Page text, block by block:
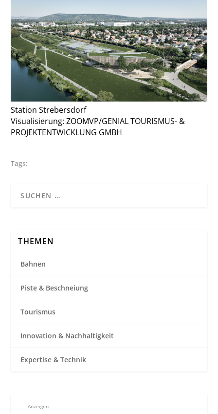
Station Strebersdorf
Visualisierung: ZOOMVP/GENIAL TOURISMUS- &
PROJEKTENTWICKLUNG GMBH
Tags:
THEMEN
Bahnen
Piste & Beschneiung
Tourismus
Innovation & Nachhaltigkeit
Expertise & Technik
Anzeigen